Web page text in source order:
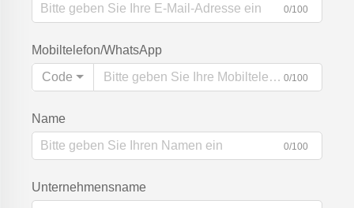
0/100
Mobiltelefon/WhatsApp
Code
0/100
Name
0/100
Unternehmensname